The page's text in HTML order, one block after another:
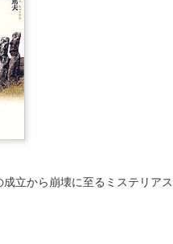
成立から崩壊に至るミステリア